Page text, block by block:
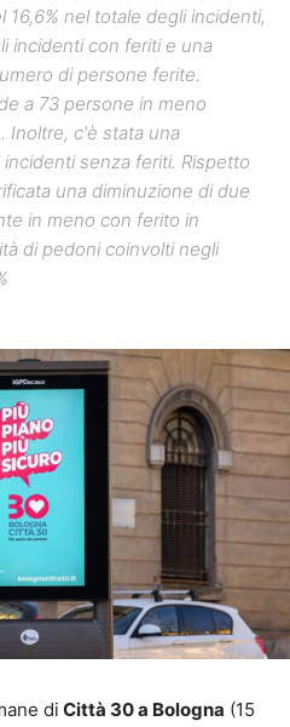
nel totale degli incidenti,
incidenti con feriti e una
di persone ferite.
a 73 persone in meno
Inoltre, c'è stata una
senza feriti. Rispetto
una diminuzione di due
in meno con ferito in
di pedoni coinvolti negli
di Città 30 a Bologna (15